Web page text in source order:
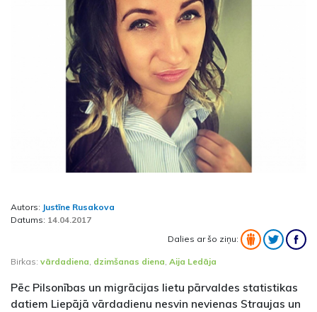
Autors: Justīne Rusakova
Datums: 14.04.2017
Dalies ar šo ziņu:
Birkas: vārdadiena, dzimšanas diena, Aija Ledāja
Pēc Pilsonības un migrācijas lietu pārvaldes statistikas
datiem Liepājā vārdadienu nesvin nevienas Straujas un